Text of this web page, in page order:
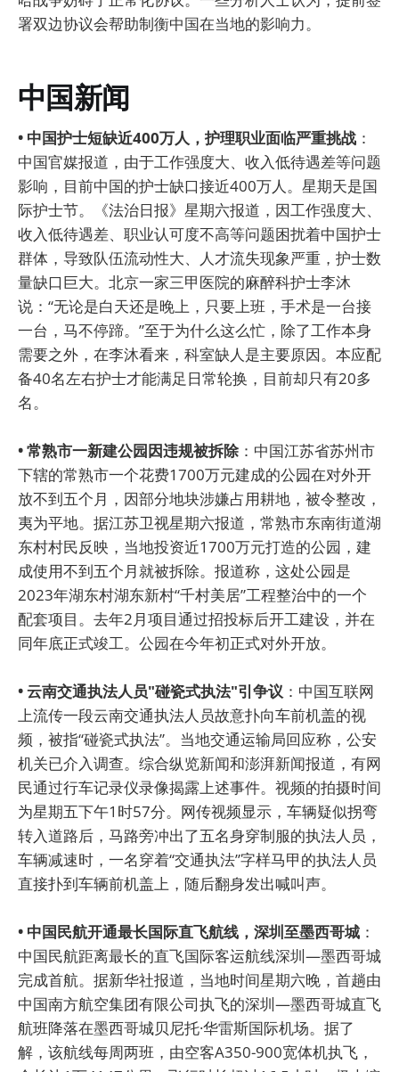
署双边协议会帮助制衡中国在当地的影响力。
中国新闻
• 中国护士短缺近400万人，护理职业面临严重挑战 ：
中国官媒报道，由于工作强度大、收入低待遇差等问题
影响，目前中国的护士缺口接近400万人。星期天是国
际护士节。《法治日报》星期六报道，因工作强度大、
收入低待遇差、职业认可度不高等问题困扰着中国护士
群体，导致队伍流动性大、人才流失现象严重，护士数
量缺口巨大。北京一家三甲医院的麻醉科护士李沐
说：“无论是白天还是晚上，只要上班，手术是一台接
一台，马不停蹄。”至于为什么这么忙，除了工作本身
需要之外，在李沐看来，科室缺人是主要原因。本应配
备40名左右护士才能满足日常轮换，目前却只有20多
名。
• 常熟市一新建公园因违规被拆除 ：中国江苏省苏州市
下辖的常熟市一个花费1700万元建成的公园在对外开
放不到五个月，因部分地块涉嫌占用耕地，被令整改，
夷为平地。据江苏卫视星期六报道，常熟市东南街道湖
东村村民反映，当地投资近1700万元打造的公园，建
成使用不到五个月就被拆除。报道称，这处公园是
2023年湖东村湖东新村“千村美居”工程整治中的一个
配套项目。去年2月项目通过招投标后开工建设，并在
同年底正式竣工。公园在今年初正式对外开放。
• 云南交通执法人员"碰瓷式执法"引争议 ：中国互联网
上流传一段云南交通执法人员故意扑向车前机盖的视
频，被指“碰瓷式执法”。当地交通运输局回应称，公安
机关已介入调查。综合纵览新闻和澎湃新闻报道，有网
民通过行车记录仪录像揭露上述事件。视频的拍摄时间
为星期五下午1时57分。网传视频显示，车辆疑似拐弯
转入道路后，马路旁冲出了五名身穿制服的执法人员，
车辆减速时，一名穿着“交通执法”字样马甲的执法人员
直接扑到车辆前机盖上，随后翻身发出喊叫声。
• 中国民航开通最长国际直飞航线，深圳至墨西哥城 ：
中国民航距离最长的直飞国际客运航线深圳—墨西哥城
完成首航。据新华社报道，当地时间星期六晚，首趟由
中国南方航空集团有限公司执飞的深圳—墨西哥城直飞
航班降落在墨西哥城贝尼托·华雷斯国际机场。据了
解，该航线每周两班，由空客A350-900宽体机执飞，